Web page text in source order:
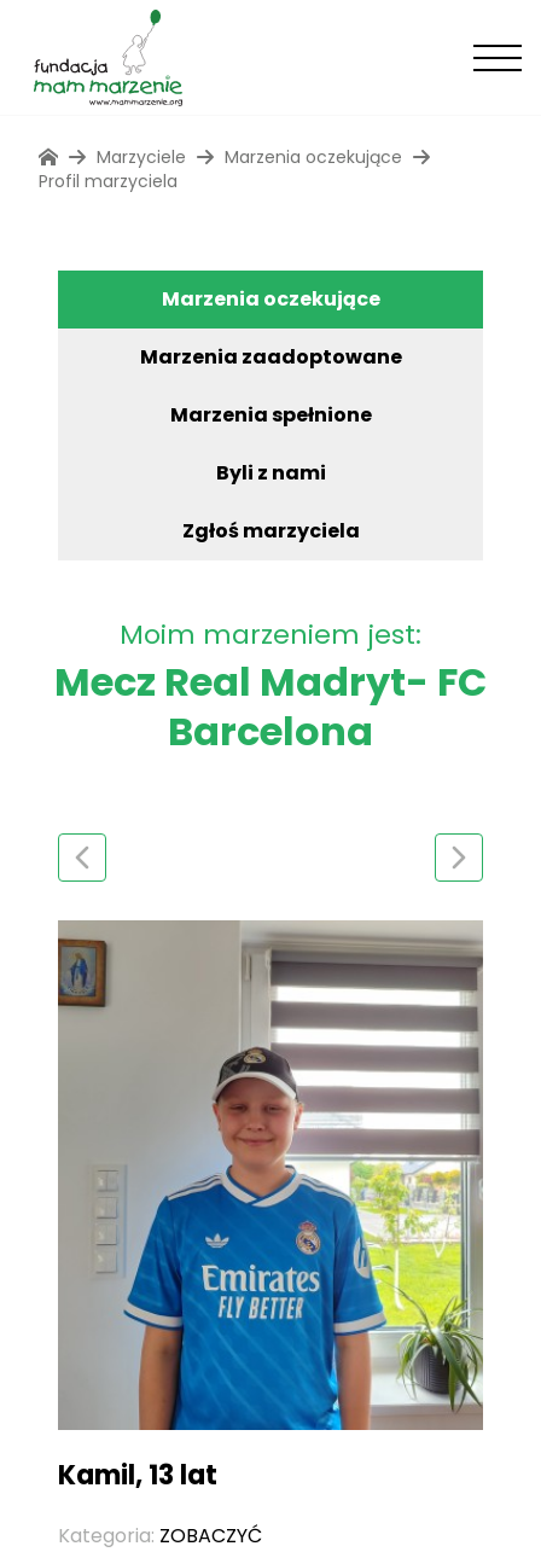
Marzyciele
Marzenia oczekujące
Profil marzyciela
Marzenia oczekujące
Marzenia zaadoptowane
Marzenia spełnione
Byli z nami
Zgłoś marzyciela
Moim marzeniem jest:
Mecz Real Madryt- FC
Barcelona
Kamil, 13 lat
Kategoria: ZOBACZYĆ